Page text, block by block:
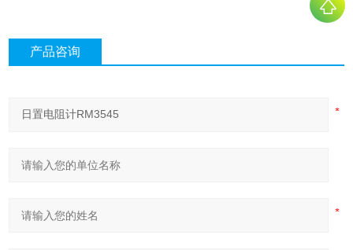
产品咨询